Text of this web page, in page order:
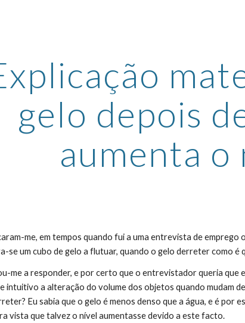
gelo depois
aumenta o
se um cubo de gelo a flutuar, quando o gelo derreter como
intuitivo a alteração do volume dos objetos quando mudam
Eu sabia que o gelo é menos denso que a água, e é
vista que talvez o nível aumentasse devido a este facto.